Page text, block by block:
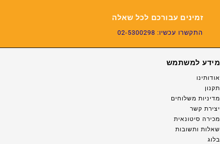
זמינים עבורכם לכל שאלה
התקשרו עכשיו: 02-5300298
מידע למשתמש
אודותינו
תקנון
מדיניות משלוחים
יצירת קשר
מכירה סיטונאית
שאלות ותשובות
בלוג